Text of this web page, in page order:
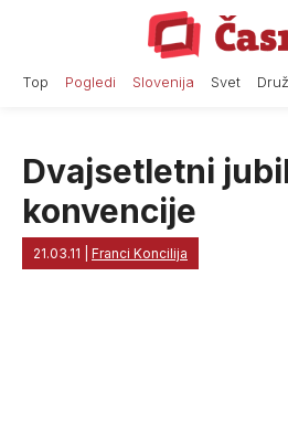
Top Pogledi Slovenija Svet
Dvajsetletni
konvencije
21.03.11 Franci Koncilija